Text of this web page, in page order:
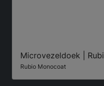
Microvezeldoek |
Rubio Monocoat